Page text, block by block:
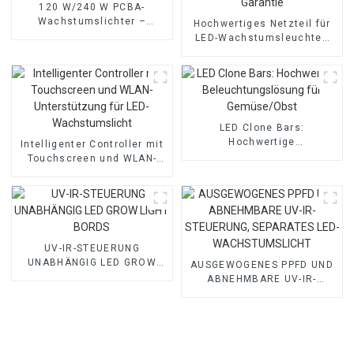
120 W/240 W PCBA-
Wachstumslichter –
Hochwertiges Netzteil für
LED-Wachstumsleuchten
Jahren Garantie
Intelligenter Controller mit
Touchscreen und WLAN-
Wachstumslicht
LED Clone Bars:
Hochwertige
UV-IR-STEUERUNG
UNABHÄNGIG LED GROW
AUSGEWOGENES PPFD UND
ABNEHMBARE UV-IR-